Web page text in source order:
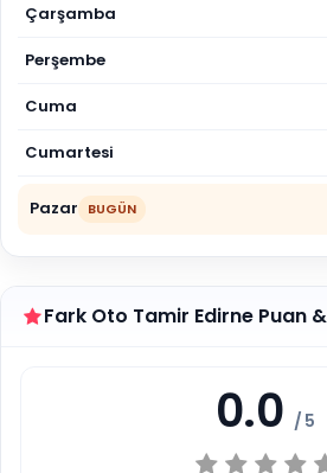
Çarşamba
Perşembe
Cuma
Cumartesi
Pazar BUGÜN
Fark Oto Tamir Edirne Puan
0.0 / 5